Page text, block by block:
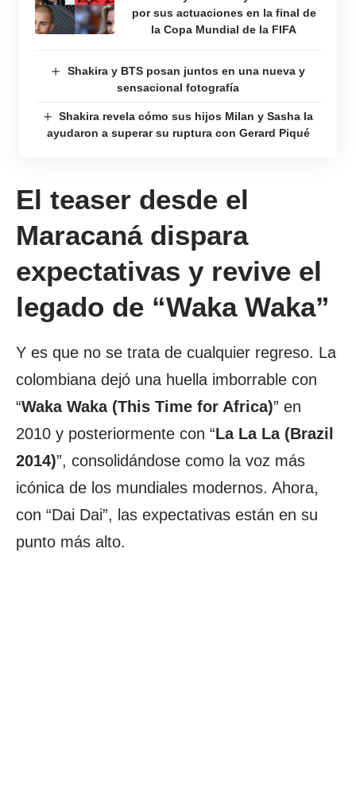
por sus actuaciones en la final de
la Copa Mundial de la FIFA
Shakira y BTS posan juntos en una nueva y
sensacional fotografía
Shakira revela cómo sus hijos Milan y Sasha la
ayudaron a superar su ruptura con Gerard Piqué
El teaser desde el
Maracaná dispara
expectativas y revive el
legado de “Waka Waka”
Y es que no se trata de cualquier regreso. La
colombiana dejó una huella imborrable con
“Waka Waka (This Time for Africa)” en
2010 y posteriormente con “La La La (Brazil
2014)”, consolidándose como la voz más
icónica de los mundiales modernos. Ahora,
con “Dai Dai”, las expectativas están en su
punto más alto.